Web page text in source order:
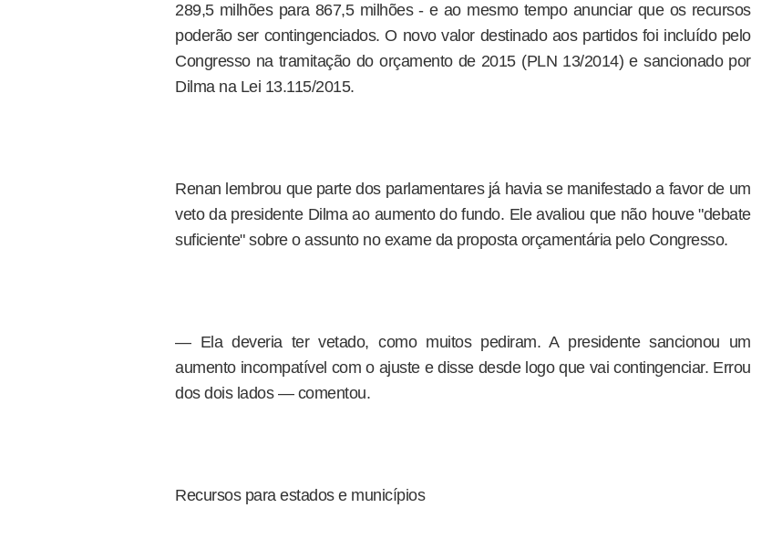
289,5 milhões para 867,5 milhões - e ao mesmo tempo anunciar que os recursos
poderão ser contingenciados. O novo valor destinado aos partidos foi incluído pelo
Congresso na tramitação do orçamento de 2015 (PLN 13/2014) e sancionado por
Dilma na Lei 13.115/2015.
Renan lembrou que parte dos parlamentares já havia se manifestado a favor de um
veto da presidente Dilma ao aumento do fundo. Ele avaliou que não houve "debate
suficiente" sobre o assunto no exame da proposta orçamentária pelo Congresso.
— Ela deveria ter vetado, como muitos pediram. A presidente sancionou um
aumento incompatível com o ajuste e disse desde logo que vai contingenciar. Errou
dos dois lados — comentou.
Recursos para estados e municípios